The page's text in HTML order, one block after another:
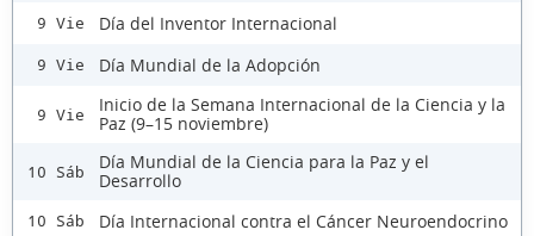
9 Vie Día del Inventor Internacional
9 Vie Día Mundial de la Adopción
9 Vie
Inicio de la Semana Internacional de la Ciencia y la
Paz (9–15 noviembre)
10 Sáb
Día Mundial de la Ciencia para la Paz y el
Desarrollo
10 Sáb Día Internacional contra el Cáncer Neuroendocrino